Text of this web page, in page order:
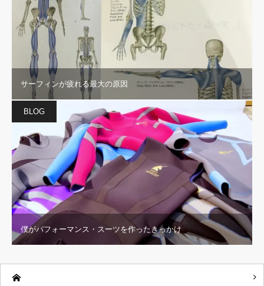
サーフィンが疲れる最大の原因
BLOG
僕がパフォーマンス・スーツを作ったきっかけ